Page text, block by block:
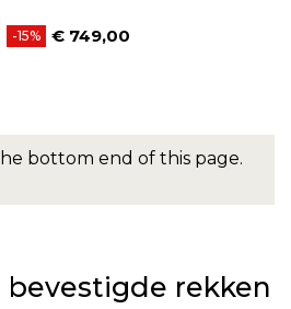
-15% Prijs
€ 749,00
bottom end of this page.
rekken